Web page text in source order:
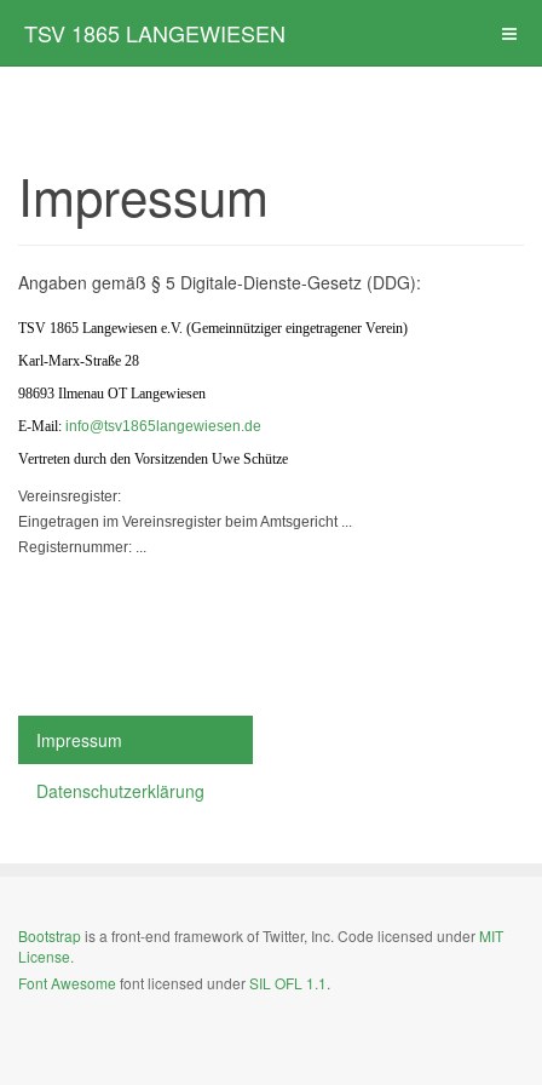
TSV 1865 LANGEWIESEN
Impressum
Angaben gemäß § 5 Digitale-Dienste-Gesetz (DDG):
TSV 1865 Langewiesen e.V. (Gemeinnütziger eingetragener Verein)
Karl-Marx-Straße 28
98693 Ilmenau OT Langewiesen
E-Mail: info@tsv1865langewiesen.de
Vertreten durch den Vorsitzenden Uwe Schütze
Vereinsregister:
Eingetragen im Vereinsregister beim Amtsgericht ...
Registernummer: ...
Impressum
Datenschutzerklärung
Bootstrapis a front-end framework of Twitter, Inc. Code licensed under MIT
License.
Font Awesome font licensed underSIL OFL 1.1.